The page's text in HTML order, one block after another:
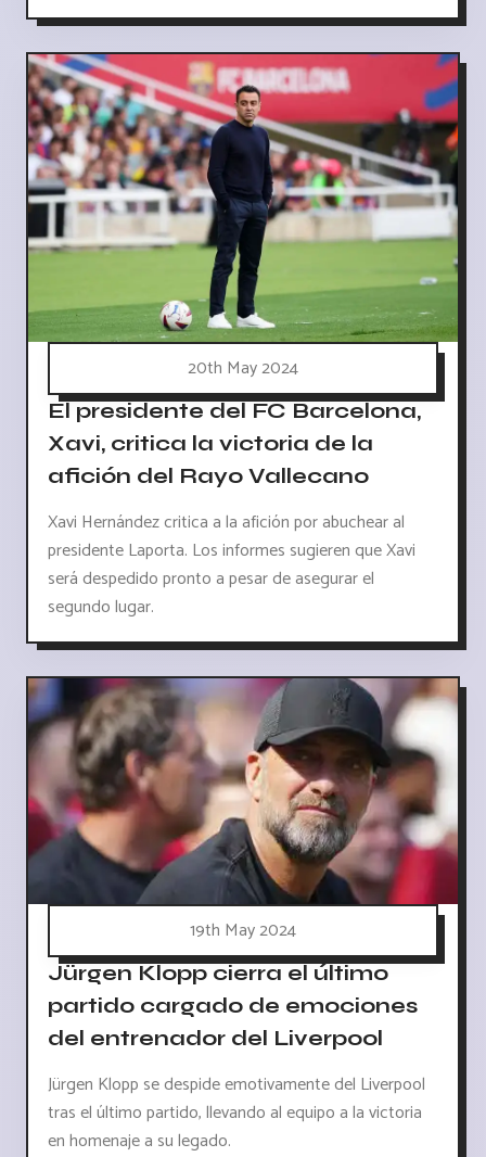
20th May 2024
El presidente del FC Barcelona,
Xavi, critica la victoria de la
afición del Rayo Vallecano
Xavi Hernández critica a la afición por abuchear al
presidente Laporta. Los informes sugieren que Xavi
será despedido pronto a pesar de asegurar el
segundo lugar.
19th May 2024
Jürgen Klopp cierra el último
partido cargado de emociones
del entrenador del Liverpool
Jürgen Klopp se despide emotivamente del Liverpool
tras el último partido, llevando al equipo a la victoria
en homenaje a su legado.